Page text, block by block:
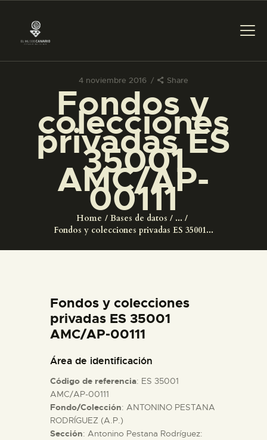
4 noviembre 2016 Share
Fondos y
colecciones
privadas ES
35001
AMC/AP-
00111
Home Bases de datos
...
Fondos y colecciones privadas ES 35001...
PREPARAR LA VISITA
ACTIVIDADES
█
EL MUSEO
ESPAÑOL
ACTIVIDADES
█
Fondos y colecciones
privadas ES 35001
AMC/AP-00111
Área de identificación
Código de referencia: ES 35001
AMC/AP-00111
Fondo/Colección: ANTONINO PESTANA
RODRÍGUEZ (A.P.)
Sección: Antonino Pestana Rodríguez: